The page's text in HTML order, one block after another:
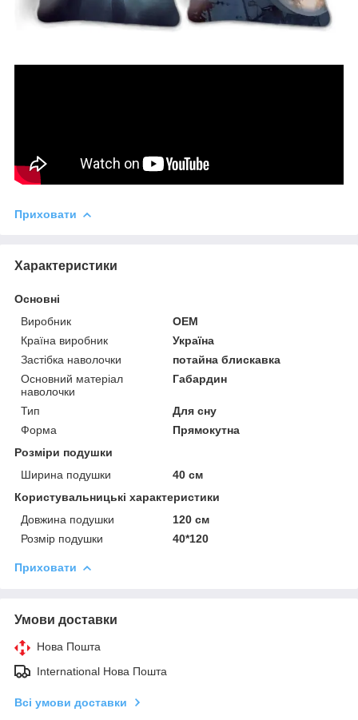
Приховати
Характеристики
Основні
Виробник
OEM
Країна виробник
Україна
Застібка наволочки
потайна блискавка
Основний матеріал
наволочки
Габардин
Тип
Для сну
Форма
Прямокутна
Розміри подушки
Ширина подушки
40 см
Користувальницькі характеристики
Довжина подушки
120 см
Розмір подушки
40*120
Приховати
Умови доставки
Нова Пошта
International Нова Пошта
Всі умови доставки